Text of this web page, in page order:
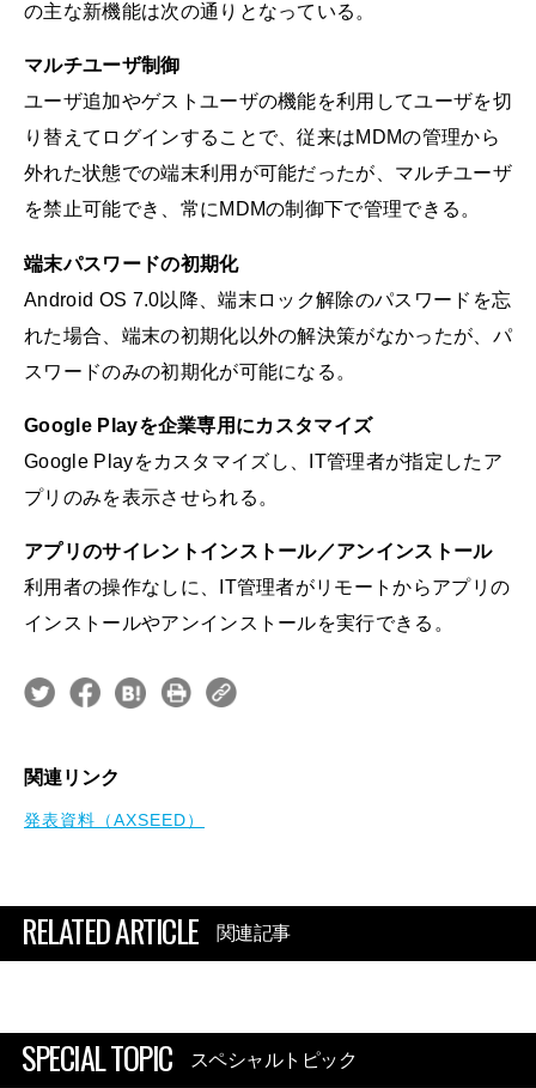
の主な新機能は次の通りとなっている。
マルチユーザ制御
ユーザ追加やゲストユーザの機能を利用してユーザを切
り替えてログインすることで、従来はMDMの管理から
外れた状態での端末利用が可能だったが、マルチユーザ
を禁止可能でき、常にMDMの制御下で管理できる。
端末パスワードの初期化
Android OS 7.0以降、端末ロック解除のパスワードを忘
れた場合、端末の初期化以外の解決策がなかったが、パ
スワードのみの初期化が可能になる。
Google Playを企業専用にカスタマイズ
Google Playをカスタマイズし、IT管理者が指定したア
プリのみを表示させられる。
アプリのサイレントインストール／アンインストール
利用者の操作なしに、IT管理者がリモートからアプリの
インストールやアンインストールを実行できる。
関連リンク
発表資料（AXSEED）
RELATED ARTICLE 関連記事
SPECIAL TOPIC スペシャルトピック